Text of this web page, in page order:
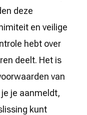
deze
en veilige
hebt over
deelt. Het is
van
je aanmeldt,
kunt